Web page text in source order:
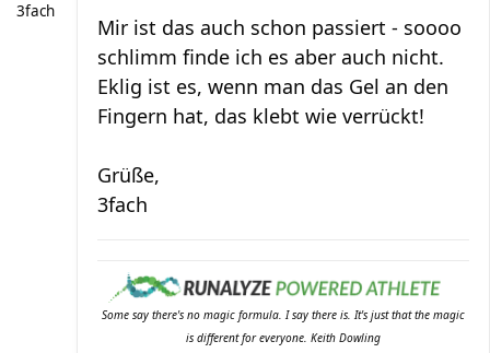
3fach
Mir ist das auch schon passiert - soooo
schlimm finde ich es aber auch nicht.
Eklig ist es, wenn man das Gel an den
Fingern hat, das klebt wie verrückt!
Grüße,
3fach
Some say there's no magic formula. I say there is. It's just that the magic
is different for everyone. Keith Dowling